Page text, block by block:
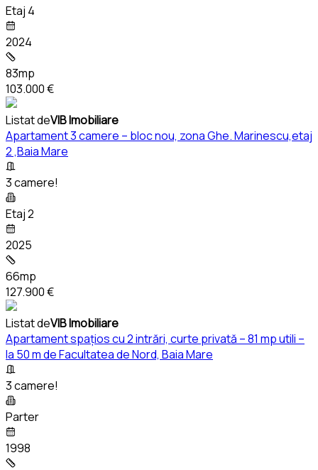
Etaj 4
2024
83mp
103.000 €
Listat deVIB Imobiliare
Apartament 3 camere – bloc nou, zona Ghe. Marinescu,etaj
2 ,Baia Mare
3 camere!
Etaj 2
2025
66mp
127.900 €
Listat deVIB Imobiliare
Apartament spațios cu 2 intrări, curte privată – 81 mp utili –
la 50 m de Facultatea de Nord, Baia Mare
3 camere!
Parter
1998